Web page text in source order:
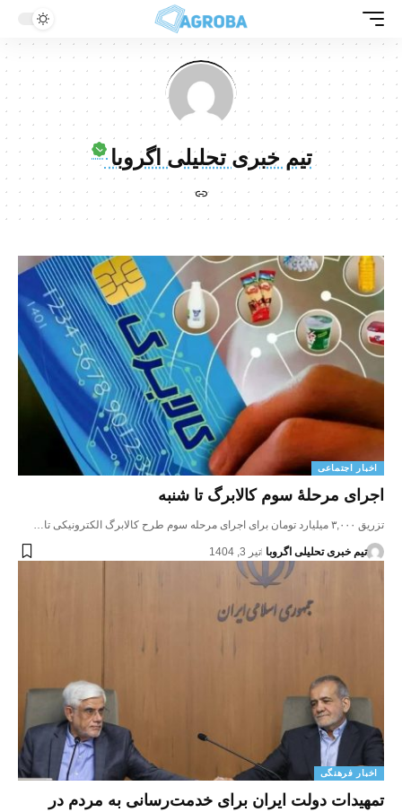
تیم خبری تحلیلی اگروبا
اخبار اجتماعی
اجرای مرحلهٔ سوم کالابرگ تا شنبه
تزریق ۳,۰۰۰ میلیارد تومان برای اجرای مرحله سوم طرح کالابرگ الکترونیکی تا…
تیم خبری تحلیلی اگروبا تیر 3, 1404
اخبار فرهنگی
تمهیدات دولت ایران برای خدمت‌رسانی به مردم در